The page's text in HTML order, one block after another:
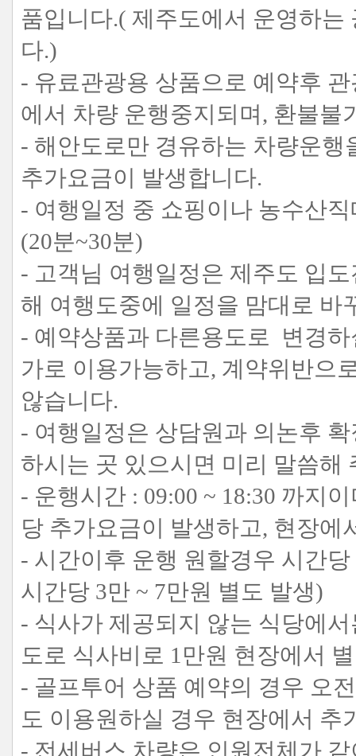
품입니다.( 제주도에서 운영하
다.)
- 유료관광용 상품으로 예약후
에서 차량 운행중지되며, 환불불
- 해안도로만 경유하는 차량운행
추가요금이 발생합니다.
- 여행일정 중 쇼핑이나 농수산
(20분~30분)
- 고객님 여행일정은 제주도 입
해 여행도중에 일정을 맘대로 바
- 예약상품과 다른용도로 변경
가로 이용가능하고, 계약위반으
않습니다.
- 여행일정은 상담원과 의논후
하시는 곳 있으시면 미리 말씀해
- 운행시간 : 09:00 ~ 18:30 까지
당 추가요금이 발생하고, 현장에
- 시간이후 운행 원할경우 시간
시간당 3만 ~ 7만원 별도 발생)
- 식사가 제공되지 않는 식당에
도로 식사비로 1만원 현장에서
- 골프투어 상품 예약의 경우 오
도 이용원하실 경우 현장에서
- 전세버스 차량은 인원전체가